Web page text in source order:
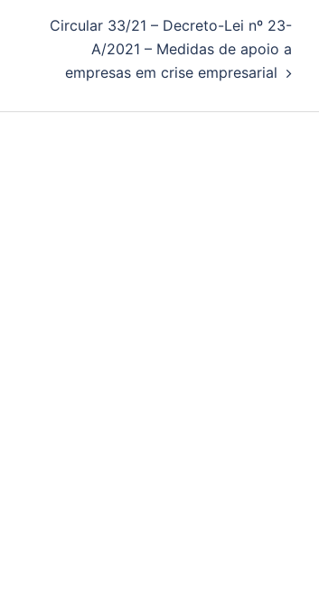
Circular 33/21 – Decreto-Lei nº 23-
A/2021 – Medidas de apoio a
empresas em crise empresarial